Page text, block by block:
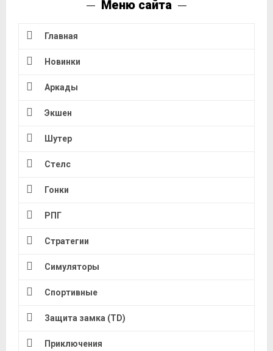
Меню сайта
Главная
Новинки
Аркады
Экшен
Шутер
Стелс
Гонки
РПГ
Стратегии
Симуляторы
Спортивные
Защита замка (TD)
Приключения